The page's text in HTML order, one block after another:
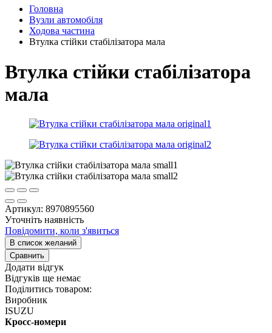
Головна
Вузли автомобіля
Ходова частина
Втулка стійки стабілізатора мала
Втулка стійки стабілізатора
мала
Артикул: 8970895560
Уточніть наявність
Повідомити, коли з'явиться
В список желаний
Сравнить
Додати відгук
Відгуків ще немає
Поділитись товаром:
Виробник
ISUZU
Кросс-номери